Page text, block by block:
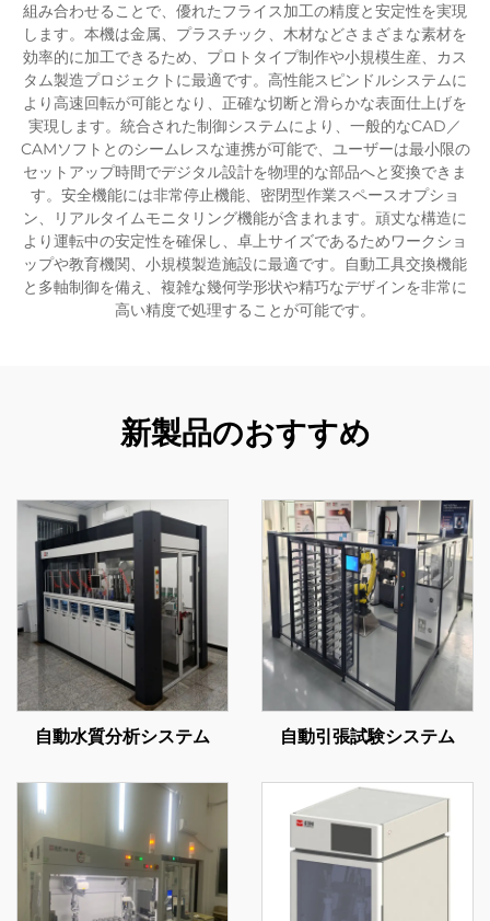
組み合わせることで、優れたフライス加工の精度と安定性を実現
します。本機は金属、プラスチック、木材などさまざまな素材を
効率的に加工できるため、プロトタイプ制作や小規模生産、カス
タム製造プロジェクトに最適です。高性能スピンドルシステムに
より高速回転が可能となり、正確な切断と滑らかな表面仕上げを
実現します。統合された制御システムにより、一般的なCAD／
CAMソフトとのシームレスな連携が可能で、ユーザーは最小限の
セットアップ時間でデジタル設計を物理的な部品へと変換できま
す。安全機能には非常停止機能、密閉型作業スペースオプショ
ン、リアルタイムモニタリング機能が含まれます。頑丈な構造に
より運転中の安定性を確保し、卓上サイズであるためワークショ
ップや教育機関、小規模製造施設に最適です。自動工具交換機能
と多軸制御を備え、複雑な幾何学形状や精巧なデザインを非常に
高い精度で処理することが可能です。
新製品のおすすめ
自動水質分析システム 自動引張試験システム